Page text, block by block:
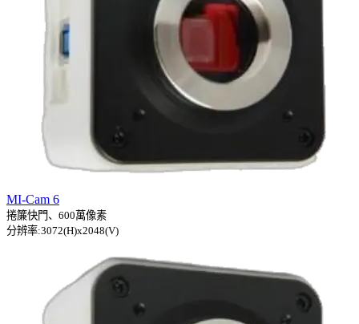
MI-Cam 6
捲簾快門、600萬像素
分辨率:3072(H)x2048(V)